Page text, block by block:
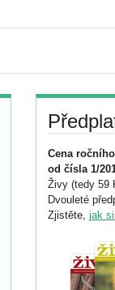
Cena
od čísla 1/
Živy (tedy 59
Dvouleté
Zjistěte, jak